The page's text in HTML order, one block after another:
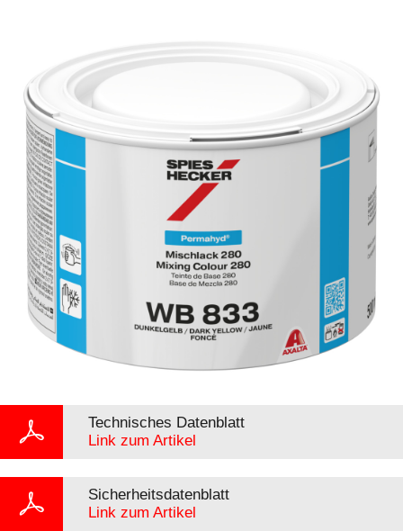
Technisches Datenblatt
Link zum Artikel
Sicherheitsdatenblatt
Link zum Artikel